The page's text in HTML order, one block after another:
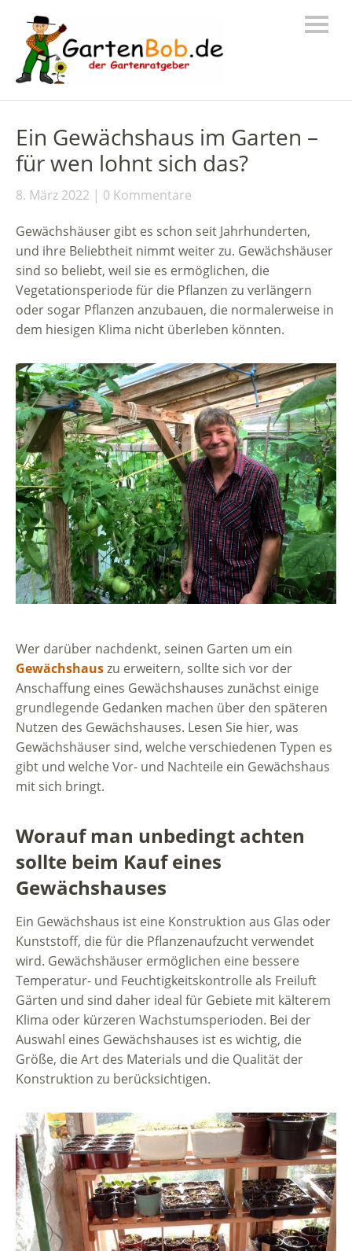
Ein Gewächshaus im Garten –
für wen lohnt sich das?
8. März 2022 0 Kommentare
Gewächshäuser gibt es schon seit Jahrhunderten,
und ihre Beliebtheit nimmt weiter zu. Gewächshäuser
sind so beliebt, weil sie es ermöglichen, die
Vegetationsperiode für die Pflanzen zu verlängern
oder sogar Pflanzen anzubauen, die normalerweise in
dem hiesigen Klima nicht überleben könnten.
Wer darüber nachdenkt, seinen Garten um ein
Gewächshauszu erweitern, sollte sich vor der
Anschaffung eines Gewächshauses zunächst einige
grundlegende Gedanken machen über den späteren
Nutzen des Gewächshauses. Lesen Sie hier, was
Gewächshäuser sind, welche verschiedenen Typen es
gibt und welche Vor- und Nachteile ein Gewächshaus
mit sich bringt.
Worauf man unbedingt achten
sollte beim Kauf eines
Gewächshauses
Ein Gewächshaus ist eine Konstruktion aus Glas oder
Kunststoff, die für die Pflanzenaufzucht verwendet
wird. Gewächshäuser ermöglichen eine bessere
Temperatur- und Feuchtigkeitskontrolle als Freiluft
Gärten und sind daher ideal für Gebiete mit kälterem
Klima oder kürzeren Wachstumsperioden. Bei der
Auswahl eines Gewächshauses ist es wichtig, die
Größe, die Art des Materials und die Qualität der
Konstruktion zu berücksichtigen.